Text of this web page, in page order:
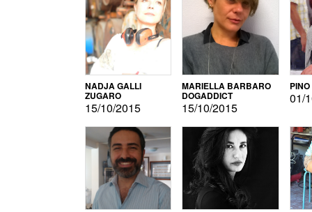
NADJA GALLI
ZUGARO
15/10/2015
MARIELLA BARBARO
DOGADDICT
15/10/2015
01/